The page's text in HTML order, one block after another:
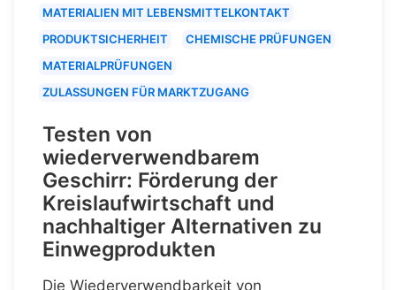
MATERIALIEN MIT LEBENSMITTELKONTAKT
PRODUKTSICHERHEIT
CHEMISCHE PRÜFUNGEN
MATERIALPRÜFUNGEN
ZULASSUNGEN FÜR MARKTZUGANG
Testen von
wiederverwendbarem
Geschirr: Förderung der
Kreislaufwirtschaft und
nachhaltiger Alternativen zu
Einwegprodukten
Die Wiederverwendbarkeit von